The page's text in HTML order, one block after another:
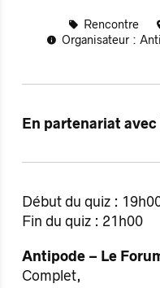
Rencontre
Organisateur :
En partenariat
Début du quiz :
Fin du quiz : 21h00
Antipode – Le
Complet,